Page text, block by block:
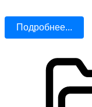
Подробнее...